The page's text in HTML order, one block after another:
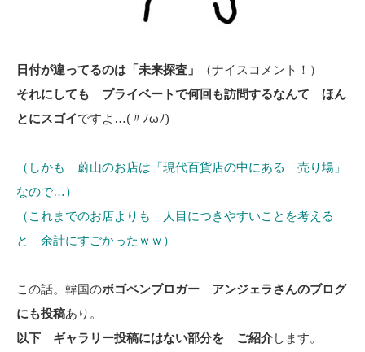
日付が違ってるのは「未来探査」
（ナイスコメント！）
それにしても プライベートで何回も訪問するなんて ほん
とにスゴイですよ…(〃ﾉωﾉ)
（しかも 蔚山のお店は「現代百貨店の中にある 売り場」
なので…）
（これまでのお店よりも 人目につきやすいことを考える
と 余計にすごかったｗｗ）
この話。韓国のボゴペンブロガー アンジェラさんのブログ
にも投稿あり。
以下 ギャラリー投稿にはない部分を ご紹介します。